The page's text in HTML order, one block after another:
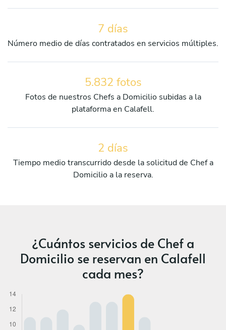
7 días
Número medio de días contratados en servicios múltiples.
5.832 fotos
Fotos de nuestros Chefs a Domicilio subidas a la
plataforma en Calafell.
2 días
Tiempo medio transcurrido desde la solicitud de Chef a
Domicilio a la reserva.
¿Cuántos servicios de Chef a
Domicilio se reservan en Calafell
cada mes?